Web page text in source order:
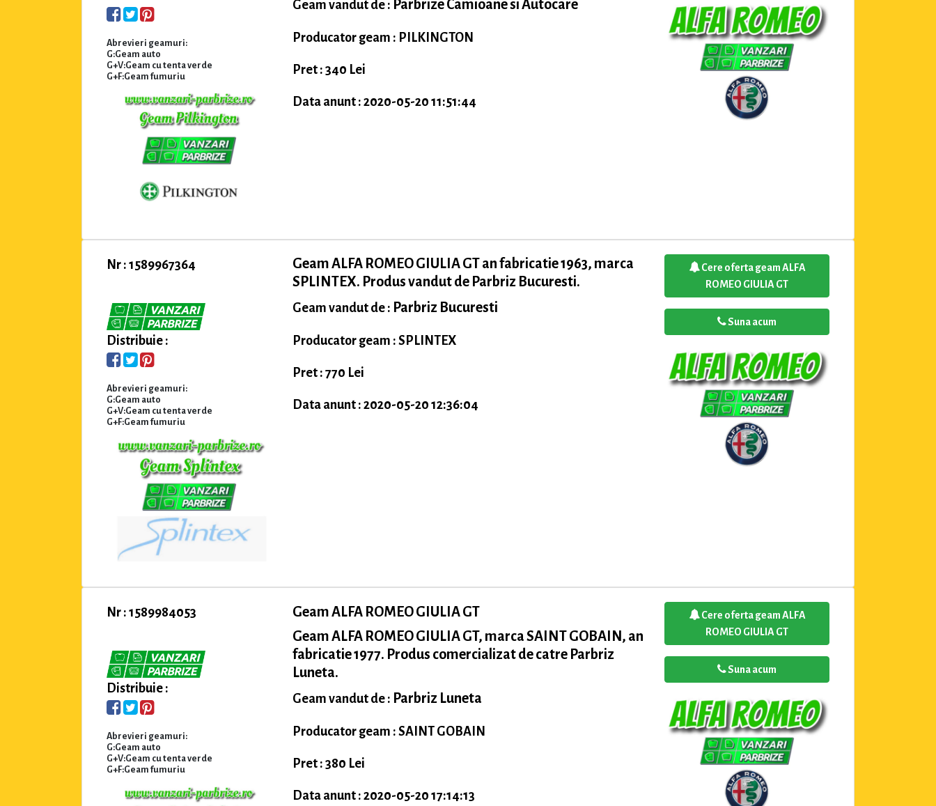
Abrevieri geamuri:
G:Geam auto
G+V:Geam cu tenta verde
G+F:Geam fumuriu
Geam vandut de : Parbrize Camioane si Autocare
Producator geam : PILKINGTON
Pret : 340 Lei
Data anunt : 2020-05-20 11:51:44
Nr : 1589967364
Distribuie :
Abrevieri geamuri:
G:Geam auto
G+V:Geam cu tenta verde
G+F:Geam fumuriu
Geam ALFA ROMEO GIULIA GT an fabricatie 1963, marca
SPLINTEX. Produs vandut de Parbriz Bucuresti.
Geam vandut de : Parbriz Bucuresti
Producator geam : SPLINTEX
Pret : 770 Lei
Data anunt : 2020-05-20 12:36:04
Cere oferta geam ALFA
ROMEO GIULIA GT
Suna acum
Nr : 1589984053
Distribuie :
Abrevieri geamuri:
G:Geam auto
G+V:Geam cu tenta verde
G+F:Geam fumuriu
Geam ALFA ROMEO GIULIA GT
Geam ALFA ROMEO GIULIA GT, marca SAINT GOBAIN, an
fabricatie 1977. Produs comercializat de catre Parbriz
Luneta.
Geam vandut de : Parbriz Luneta
Producator geam : SAINT GOBAIN
Pret : 380 Lei
Data anunt : 2020-05-20 17:14:13
Cere oferta geam ALFA
ROMEO GIULIA GT
Suna acum